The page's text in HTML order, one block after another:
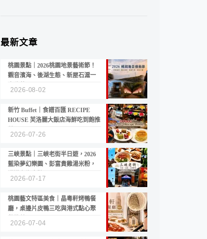
最新文章
桃園景點｜2026桃園地景藝術節！
觀音濱海、後湖生態、新屋石滬一
2026-08-02
新竹 Buffet｜食譜百匯 RECIPE
HOUSE 芙洛麗大飯店海鮮吃到飽推
2026-07-26
三峽景點｜三峽老街半日遊，2026
藍染夢幻樂園、彭富貴雞湯米粉，
2026-07-17
桃園藝文特區美食｜晶粵軒烤鴨餐
廳，桌邊片皮鴨三吃與港式點心聚
2026-07-04